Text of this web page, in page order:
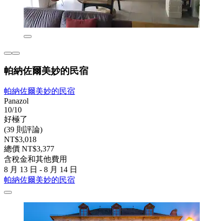
帕納佐爾美妙的民宿
帕納佐爾美妙的民宿
Panazol
10/10
好極了
(39 則評論)
NT$3,018
總價 NT$3,377
含稅金和其他費用
8 月 13 日 - 8 月 14 日
帕納佐爾美妙的民宿